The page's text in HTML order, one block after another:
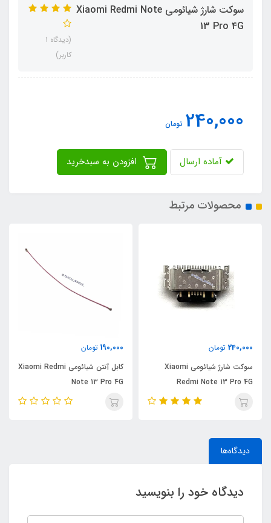
سوکت شارژ شیائومی Xiaomi Redmi Note
13 Pro 4G
(دیدگاه 1
کاربر)
240,000 تومان
آماده ارسال
محصولات مرتبط
240,000 تومان
سوکت شارژ شیائومی Xiaomi
Redmi Note 13 Pro 4G
190,000 تومان
کابل آنتن شیائومی Xiaomi Redmi
Note 13 Pro 4G
دیدگاه‌ها
دیدگاه خود را بنویسید